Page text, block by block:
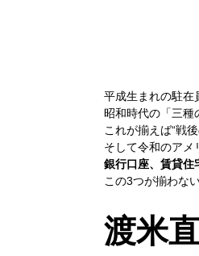
平成生まれの駐在
昭和時代の「三種
これが揃えば“戦
そして令和のアメ
銀行口座、賃貸住
この3つが揃わな
渡米